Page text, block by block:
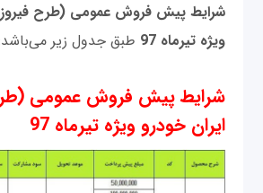
شرایط پیش فروش عمومی (طرح
ویژه تیرماه 97
طبق جدول زیر
شرایط پیش فروش عمومی
ایران خودرو ویژه تیرماه 97